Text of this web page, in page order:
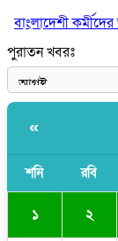
বাংলাদেশী
ভারতের পূর্ব
ওয়াজেদ জয়
যে ডকুমেন্টারিতে
ভারপ্রাপ্ত রাষ্ট্রপতি
পুরাতন খবরঃ
«
শনি রবি
১ ২